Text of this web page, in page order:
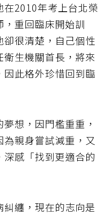
2010年考上台北榮
重回臨床開始訓
很清楚，自己個性
生機關首長，將來
此格外珍惜回到臨
想，因門檻重重，
親身嘗試減重，又
感「找到更適合的
糾纏，現在的志向是